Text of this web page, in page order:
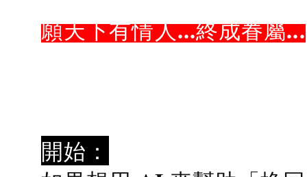
願天下有情人...終成眷屬...
開始：